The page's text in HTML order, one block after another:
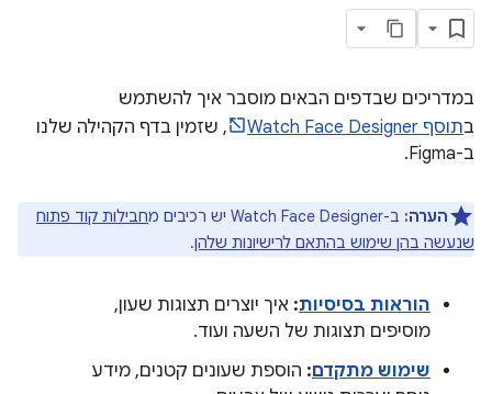
במדריכים שבדפים הבאים מוסבר איך להשתמש
בתוסף Watch Face Designer
, שזמין בדף הקהילה שלנו
ב-Figma.
הערה: ב-Watch Face Designer יש רכיבים מ
חבילות קוד פתוח
שנעשה בהן שימוש בהתאם לרישיונות שלהן.
הוראות בסיסיות: איך יוצרים תצוגות שעון,
מוסיפים תצוגות של השעה ועוד.
שימוש מתקדם: הוספת שעונים קטנים, מידע